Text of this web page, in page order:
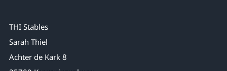
THI Stables
Sarah Thiel
Achter de Kark 8